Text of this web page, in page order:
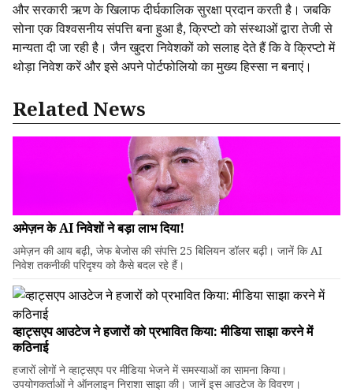
और सरकारी ऋण के खिलाफ दीर्घकालिक सुरक्षा प्रदान करती है। जबकि
सोना एक विश्वसनीय संपत्ति बना हुआ है, क्रिप्टो को संस्थाओं द्वारा तेजी से
मान्यता दी जा रही है। जैन खुदरा निवेशकों को सलाह देते हैं कि वे क्रिप्टो में
थोड़ा निवेश करें और इसे अपने पोर्टफोलियो का मुख्य हिस्सा न बनाएं।
Related News
अमेज़न के AI निवेशों ने बड़ा लाभ दिया!
अमेज़न की आय बढ़ी, जेफ बेजोस की संपत्ति 25 बिलियन डॉलर बढ़ी। जानें कि AI
निवेश तकनीकी परिदृश्य को कैसे बदल रहे हैं।
व्हाट्सएप आउटेज ने हजारों को प्रभावित किया: मीडिया साझा करने में
कठिनाई
हजारों लोगों ने व्हाट्सएप पर मीडिया भेजने में समस्याओं का सामना किया।
उपयोगकर्ताओं ने ऑनलाइन निराशा साझा की। जानें इस आउटेज के विवरण।